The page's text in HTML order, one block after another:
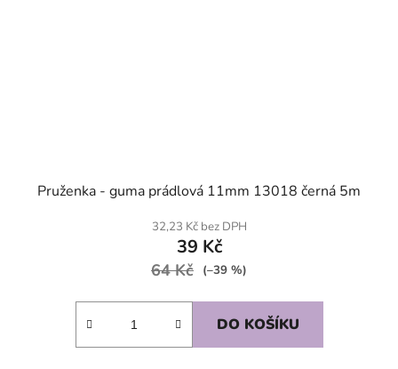
Pruženka - guma prádlová 11mm 13018 černá 5m
32,23 Kč bez DPH
39 Kč
64 Kč (–39 %)
DO KOŠÍKU